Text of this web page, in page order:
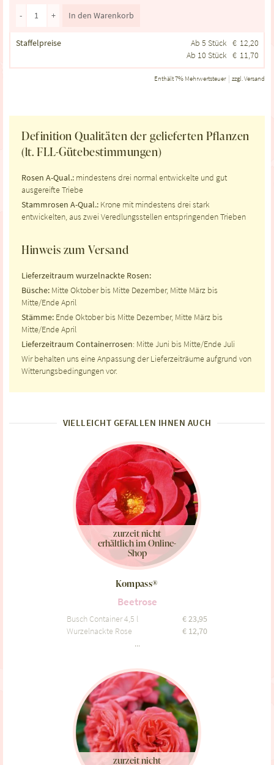
- + In den Warenkorb
Staffelpreise Ab 5 Stück € 12,20
Ab 10 Stück € 11,70
Enthält 7% Mehrwertsteuer zzgl.Versand
Definition Qualitäten der gelieferten Pflanzen
(lt. FLL-Gütebestimmungen)
Rosen A-Qual.: mindestens drei normal entwickelte und gut
ausgereifte Triebe
Stammrosen A-Qual.: Krone mit mindestens drei stark
entwickelten, aus zwei Veredlungsstellen entspringenden Trieben
Hinweis zum Versand
Lieferzeitraum wurzelnackte Rosen:
Büsche: Mitte Oktober bis Mitte Dezember, Mitte März bis
Mitte/Ende April
Stämme: Ende Oktober bis Mitte Dezember, Mitte März bis
Mitte/Ende April
Lieferzeitraum Containerrosen: Mitte Juni bis Mitte/Ende Juli
Wir behalten uns eine Anpassung der Lieferzeiträume aufgrund von
Witterungsbedingungen vor.
VIELLEICHT GEFALLEN IHNEN AUCH
zurzeit nicht
erhältlich im Online-
Shop
Kompass®
Beetrose
Busch Container 4,5 l €23,95
Wurzelnackte Rose
€ 12,70
...
zurzeit nicht